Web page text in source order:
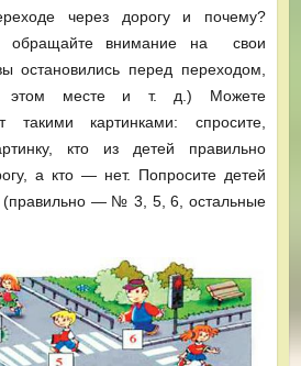
через дорогу и почему?
обращайте внимание на свои
остановились перед переходом,
этом месте и т. д.) Можете
такими картинками: спросите,
кто из детей правильно
а кто — нет. Попросите детей
— № 3, 5, 6, остальные